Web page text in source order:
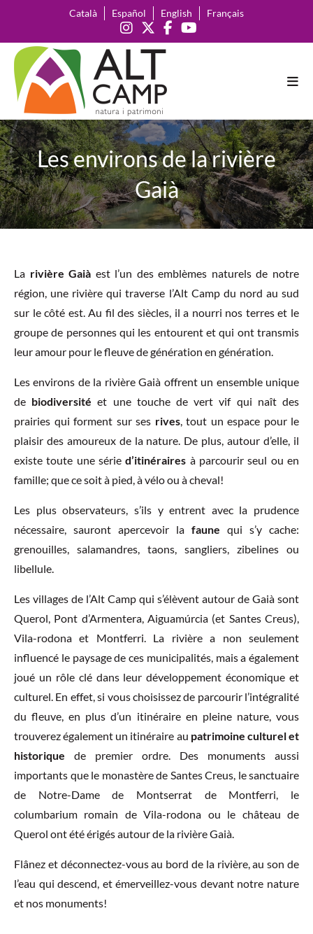
Català Español English Français
Les environs de la rivière
Gaià
La rivière Gaià est l’un des emblèmes naturels de notre
région, une rivière qui traverse l’Alt Camp du nord au sud
sur le côté est. Au fil des siècles, il a nourri nos terres et le
groupe de personnes qui les entourent et qui ont transmis
leur amour pour le fleuve de génération en génération.
Les environs de la rivière Gaià offrent un ensemble unique
de biodiversité et une touche de vert vif qui naît des
prairies qui forment sur ses rives, tout un espace pour le
plaisir des amoureux de la nature. De plus, autour d’elle, il
existe toute une série d’itinéraires à parcourir seul ou en
famille; que ce soit à pied, à vélo ou à cheval!
Les plus observateurs, s’ils y entrent avec la prudence
nécessaire, sauront apercevoir la faune qui s’y cache:
grenouilles, salamandres, taons, sangliers, zibelines ou
libellule.
Les villages de l’Alt Camp qui s’élèvent autour de Gaià sont
Querol, Pont d’Armentera, Aiguamúrcia (et Santes Creus),
Vila-rodona et Montferri. La rivière a non seulement
influencé le paysage de ces municipalités, mais a également
joué un rôle clé dans leur développement économique et
culturel. En effet, si vous choisissez de parcourir l’intégralité
du fleuve, en plus d’un itinéraire en pleine nature, vous
trouverez également un itinéraire au patrimoine culturel et
historique de premier ordre. Des monuments aussi
importants que le monastère de Santes Creus, le sanctuaire
de Notre-Dame de Montserrat de Montferri, le
columbarium romain de Vila-rodona ou le château de
Querol ont été érigés autour de la rivière Gaià.
Flânez et déconnectez-vous au bord de la rivière, au son de
l’eau qui descend, et émerveillez-vous devant notre nature
et nos monuments!